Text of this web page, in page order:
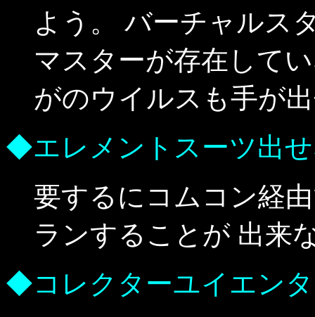
よう。 バーチャルス
マスターが存在して
がのウイルスも手が
◆エレメントスーツ出
要するにコムコン経
ランすることが 出来
◆コレクターユイエン